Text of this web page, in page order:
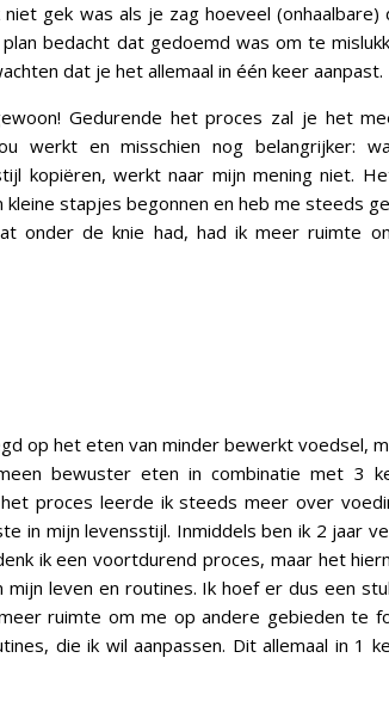
gek was als je zag hoeveel (onhaalbare)
bedacht dat gedoemd was om te
dat je het allemaal in één keer aanpast.
Gedurende het proces zal je het
werkt en misschien nog belangrijker:
kopiëren, werkt naar mijn mening niet.
kleine stapjes begonnen en heb me steeds
onder de knie had, had ik meer ruimte
op het eten van minder bewerkt voedsel,
bewuster eten in combinatie met 3
proces leerde ik steeds meer over
in mijn levensstijl. Inmiddels ben ik 2 jaar
ik een voortdurend proces, maar het
leven en routines. Ik hoef er dus een
ruimte om me op andere gebieden te
die ik wil aanpassen. Dit allemaal in 1